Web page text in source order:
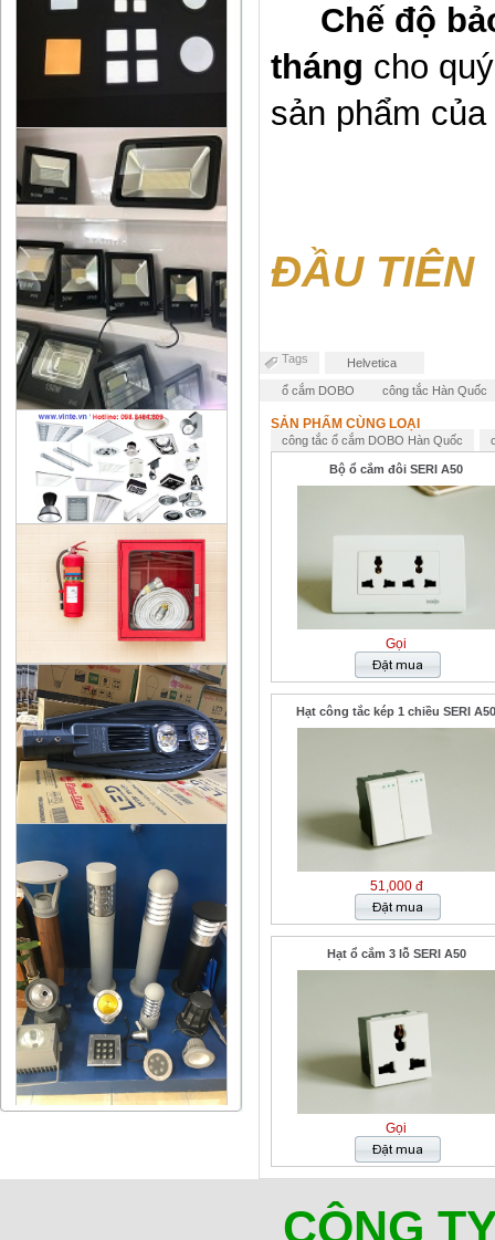
Chế độ
tháng cho
sản phẩm
ĐẦU TIÊN
Tags Helvetica
ổ cắm DOBO công tắc Hàn Quốc
công tắc ổ cắm DOBO Hàn Quốc
SẢN PHẨM CÙNG LOẠI
Bộ ổ cắm đôi SERI A50
Gọi
Hạt công tắc kép 1 chiều SERI A50
51,000 đ
Hạt ổ cắm 3 lỗ SERI A50
Gọi
CÔNG